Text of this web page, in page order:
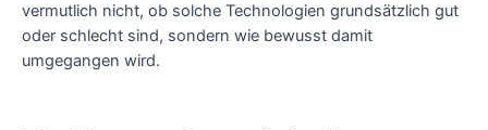
vermutlich nicht, ob solche Technologien grundsätzlich gut
oder schlecht sind, sondern wie bewusst damit
umgegangen wird.